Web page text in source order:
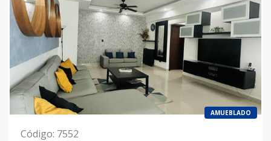
AMUEBLADO
Código: 7552